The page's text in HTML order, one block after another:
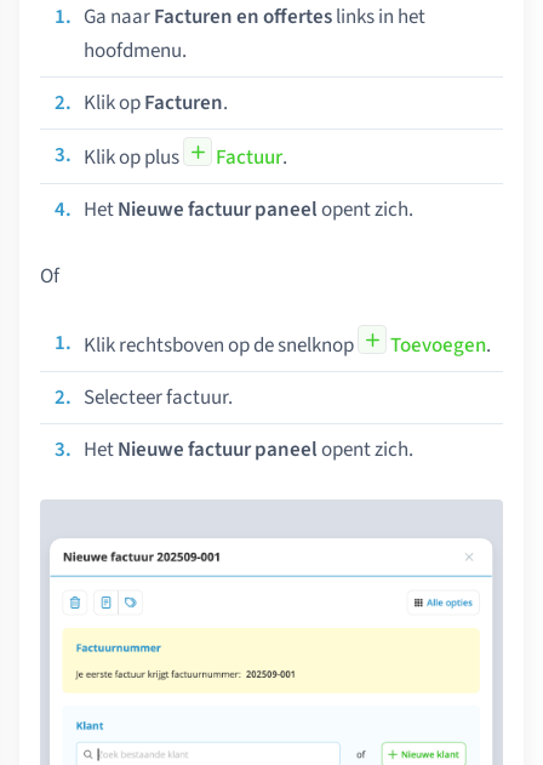
Ga naarFacturen en offerteslinks in het
hoofdmenu.
Klik opFacturen.
Klik op plus
Factuur.
HetNieuwe factuur paneelopent zich.
Of
Klik rechtsboven op de snelknop Toevoegen.
Selecteer factuur.
HetNieuwe factuur paneelopent zich.